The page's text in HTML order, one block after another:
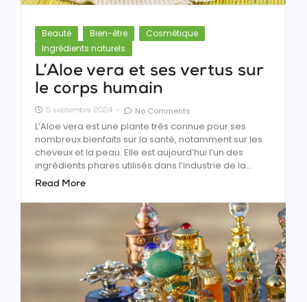
Beauté Bien-être
Cosmétique
Ingrédients naturels
L’Aloe vera et ses vertus sur
le corps humain
5 septembre 2024 - No Comments
L’Aloe vera est une plante très connue pour ses
nombreux bienfaits sur la santé, notamment sur les
cheveux et la peau. Elle est aujourd’hui l’un des
ingrédients phares utilisés dans l’industrie de la...
Read More